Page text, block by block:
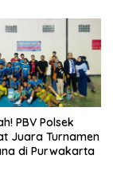
PBV Polsek
Juara Turnamen
di Purwakarta